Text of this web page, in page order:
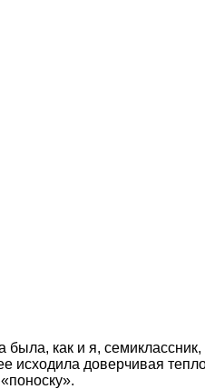
как и я,
исходила доверчивая